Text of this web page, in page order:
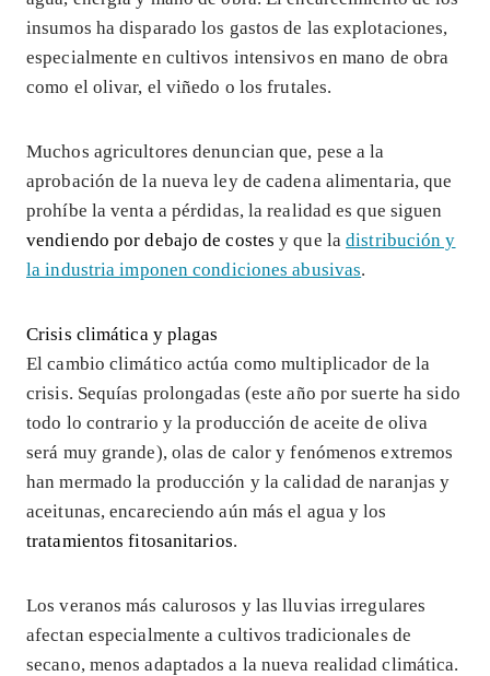
insumos ha disparado los gastos de las explotaciones,
especialmente en cultivos intensivos en mano de obra
como el olivar, el viñedo o los frutales.
Muchos agricultores denuncian que, pese a la
aprobación de la nueva ley de cadena alimentaria, que
prohíbe la venta a pérdidas, la realidad es que siguen
vendiendo por debajo de costes y que ladistribución y
la industria imponen condiciones abusivas.
Crisis climática y plagas
El cambio climático actúa como multiplicador de la
crisis. Sequías prolongadas (este año por suerte ha sido
todo lo contrario y la producción de aceite de oliva
será muy grande), olas de calor y fenómenos extremos
han mermado la producción y la calidad de naranjas y
aceitunas, encareciendo aún más el agua y los
tratamientos fitosanitarios.
Los veranos más calurosos y las lluvias irregulares
afectan especialmente a cultivos tradicionales de
secano, menos adaptados a la nueva realidad climática.